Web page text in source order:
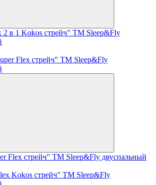
2 в 1 Kokos стрейч" ТМ Sleep&Fly
Flex стрейч" ТМ Sleep&Fly двуспальный